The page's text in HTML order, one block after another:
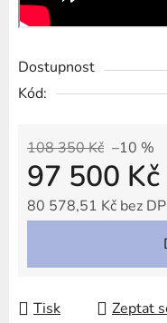
Dostupnost
Kód:
108 350 Kč –10 %
97 500 Kč
80 578,51 Kč bez
Tisk Zeptat